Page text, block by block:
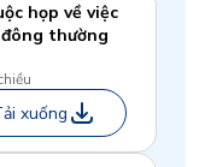
họp về việc
thường
xuống